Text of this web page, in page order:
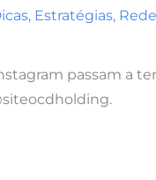
, Estratégias,
passam a